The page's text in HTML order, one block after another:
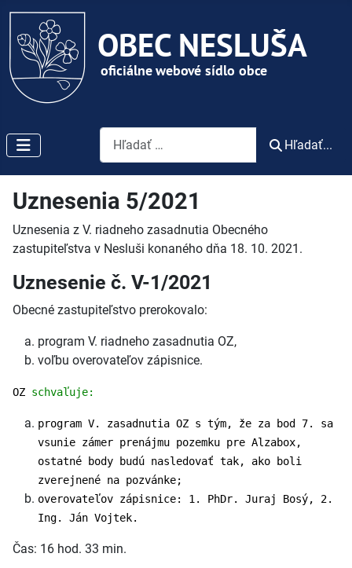
Vyhľadávanie
Hľadať...
Uznesenia 5/2021
Uznesenia z V. riadneho zasadnutia Obecného
zastupiteľstva v Nesluši konaného dňa 18. 10. 2021.
Uznesenie č. V-1/2021
Obecné zastupiteľstvo prerokovalo:
program V. riadneho zasadnutia OZ,
voľbu overovateľov zápisnice.
OZ schvaľuje:
program V. zasadnutia OZ s tým, že za bod 7. sa
vsunie zámer prenájmu pozemku pre Alzabox,
ostatné body budú nasledovať tak, ako boli
zverejnené na pozvánke;
overovateľov zápisnice: 1. PhDr. Juraj Bosý, 2.
Ing. Ján Vojtek.
Čas: 16 hod. 33 min.